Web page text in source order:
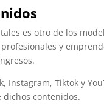
es otro de los
y
Instagram, Tiktok y
contenidos.